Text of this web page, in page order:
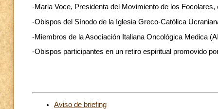
-Maria Voce, Presidenta del Movimiento de los
-Obispos del Sínodo de la Iglesia Greco-Católica
-Miembros de la Asociación Italiana Oncológica Medica
-Obispos participantes en un retiro espiritual promovido
Aviso de briefing